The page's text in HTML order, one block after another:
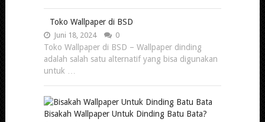
Toko Wallpaper di BSD
Juni 18, 2024 0
Toko Wallpaper di BSD – Wallpaper dinding
adalah salah satu alternatif yang bisa digunakan
untuk …
Bisakah Wallpaper Untuk Dinding Batu Bata?